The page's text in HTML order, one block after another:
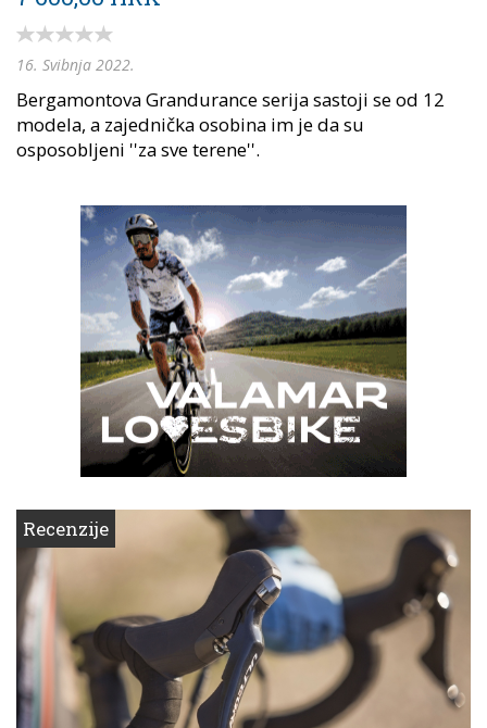
16. Svibnja 2022.
Bergamontova Grandurance serija sastoji se od 12
modela, a zajednička osobina im je da su
osposobljeni ''za sve terene''.
Recenzije